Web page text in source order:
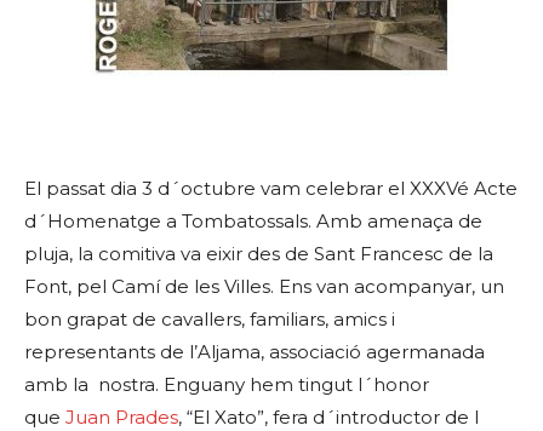
El passat dia 3 d´octubre vam celebrar el XXXVé Acte
d´Homenatge a Tombatossals. Amb amenaça de
pluja, la comitiva va eixir des de Sant Francesc de la
Font, pel Camí de les Villes. Ens van acompanyar, un
bon grapat de cavallers, familiars, amics i
representants de l’Aljama, associació agermanada
amb la nostra. Enguany hem tingut l´honor
que Juan Prades, “El Xato”, fera d´introductor de l